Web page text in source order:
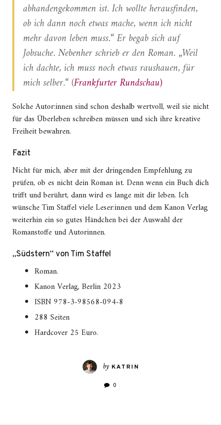
abhandengekommen ist. Ich wollte herausfinden,
ob ich dann noch etwas mache, wenn ich nicht
mehr davon leben muss.“ Er begab sich auf
Jobsuche. Nebenher schrieb er den Roman. „Weil
ich dachte, ich muss noch etwas raushauen, für
mich selber.“ (Frankfurter Rundschau)
Solche Autor:innen sind schon deshalb wertvoll, weil sie nicht
für das Überleben schreiben müssen und sich ihre kreative
Freiheit bewahren.
Fazit
Nicht für mich, aber mit der dringenden Empfehlung zu
prüfen, ob es nicht dein Roman ist. Denn wenn ein Buch dich
trifft und berührt, dann wird es lange mit dir leben. Ich
wünsche Tim Staffel viele Leser:innen und dem Kanon Verlag
weiterhin ein so gutes Händchen bei der Auswahl der
Romanstoffe und Autorinnen.
„Südstern“ von Tim Staffel
Roman.
Kanon Verlag, Berlin 2023
ISBN 978-3-98568-094-8
288 Seiten
Hardcover 25 Euro.
by KATRIN
0